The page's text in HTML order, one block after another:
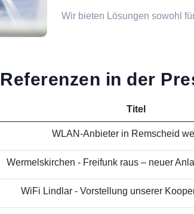
Wir bieten Lösungen sowohl
Referenzen in der
Titel
WLAN-Anbieter in Remscheid
Wermelskirchen - Freifunk raus – neuer
WiFi Lindlar - Vorstellung unserer